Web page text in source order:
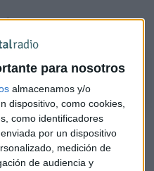
para nosotros
almacenamos y/o
dispositivo, como cookies,
como identificadores
por un dispositivo
medición de
de audiencia y
BBVA:
BBVA
de Eduardo Bolinches
Arviza: